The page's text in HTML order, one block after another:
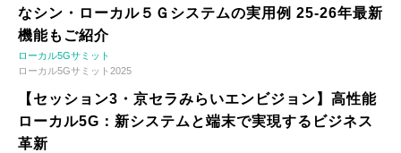
なシン・ローカル５Ｇシステムの実用例 25-26年最新
機能もご紹介
ローカル5Gサミット
ローカル5Gサミット2025
【セッション3・京セラみらいエンビジョン】高性能
ローカル5G：新システムと端末で実現するビジネス
革新